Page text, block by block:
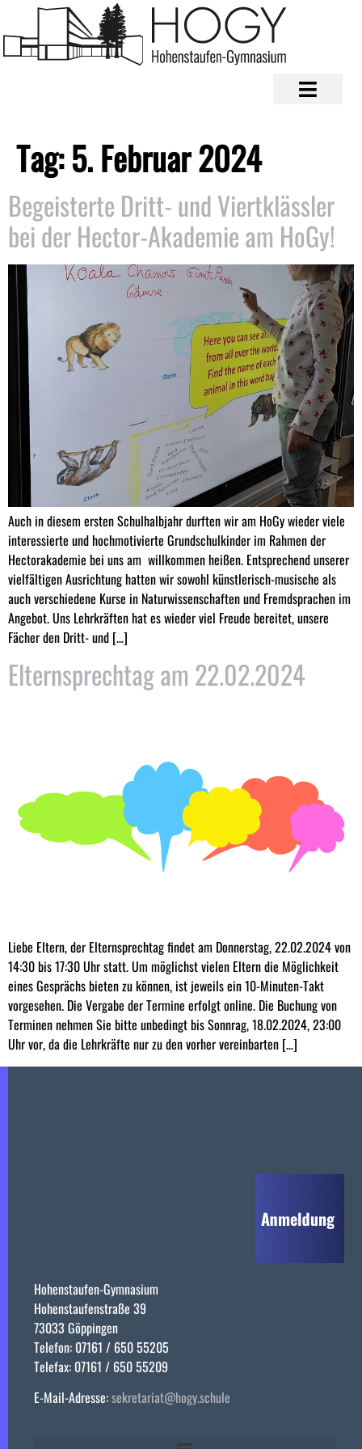
Tag:5. Februar 2024
Begeisterte Dritt- und Viertklässler
bei der Hector-Akademie am HoGy!
Auch in diesem ersten Schulhalbjahr durften wir am HoGy wieder viele
interessierte und hochmotivierte Grundschulkinder im Rahmen der
Hectorakademie bei uns am willkommen heißen. Entsprechend unserer
vielfältigen Ausrichtung hatten wir sowohl künstlerisch-musische als
auch verschiedene Kurse in Naturwissenschaften und Fremdsprachen im
Angebot. Uns Lehrkräften hat es wieder viel Freude bereitet, unsere
Fächer den Dritt- und […]
Elternsprechtag am 22.02.2024
Liebe Eltern, der Elternsprechtag findet am Donnerstag, 22.02.2024 von
14:30 bis 17:30 Uhr statt. Um möglichst vielen Eltern die Möglichkeit
eines Gesprächs bieten zu können, ist jeweils ein 10-Minuten-Takt
vorgesehen. Die Vergabe der Termine erfolgt online. Die Buchung von
Terminen nehmen Sie bitte unbedingt bis Sonnrag, 18.02.2024, 23:00
Uhr vor, da die Lehrkräfte nur zu den vorher vereinbarten […]
Hohenstaufen-Gymnasium
Hohenstaufenstraße 39
73033 Göppingen
Telefon: 07161 / 650 55205
Telefax: 07161 / 650 55209
E-Mail-Adresse:sekretariat@hogy.schule